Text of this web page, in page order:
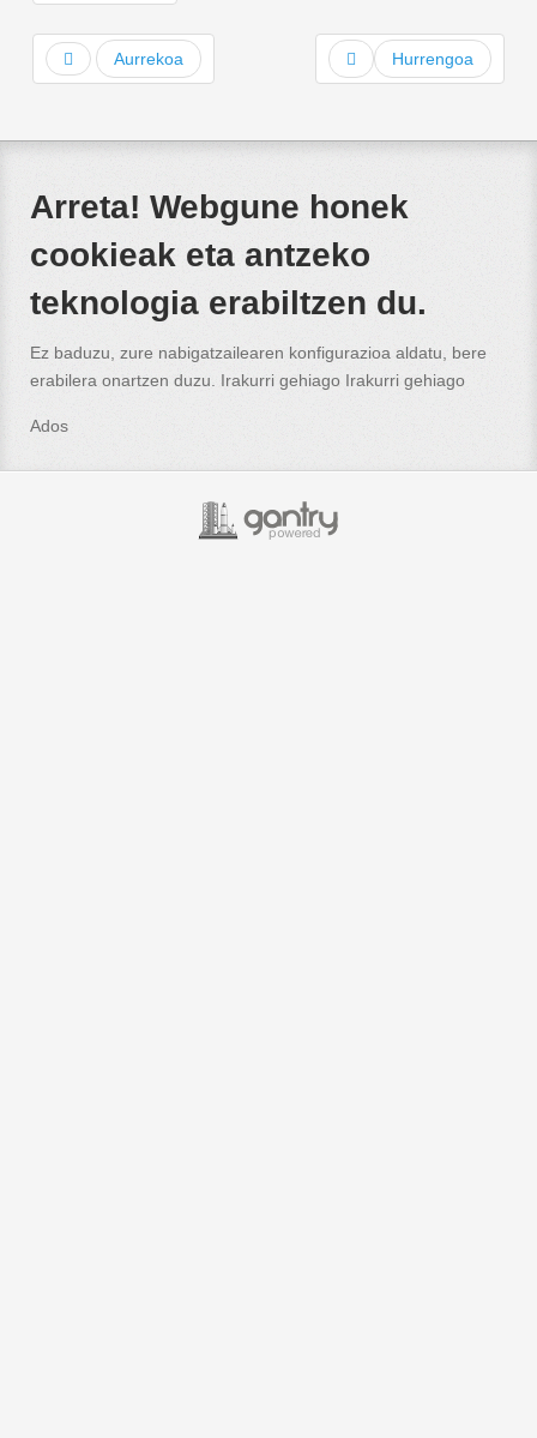
Aurrekoa Hurrengoa
Arreta! Webgune honek
cookieak eta antzeko
teknologia erabiltzen du.
Ez baduzu, zure nabigatzailearen konfigurazioa aldatu, bere
erabilera onartzen duzu. Irakurri gehiago Irakurri gehiago
Ados